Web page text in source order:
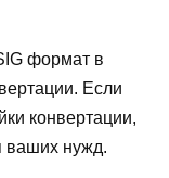
формат в
Если
конвертации,
ваших нужд.